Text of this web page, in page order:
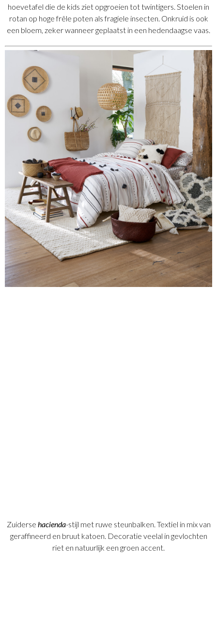
hoevetafel die de kids ziet opgroeien tot twintigers. Stoelen in
rotan op hoge frêle poten als fragiele insecten. Onkruid is ook
een bloem, zeker wanneer geplaatst in een hedendaagse vaas.
Zuiderse hacienda-stijl met ruwe steunbalken. Textiel in mix van
geraffineerd en bruut katoen. Decoratie veelal in gevlochten
riet en natuurlijk een groen accent.